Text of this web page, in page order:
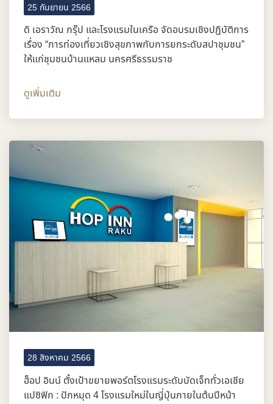
25 กันยายน 2566
ดิ เอราวัณ กรุ๊ป และโรงแรมในเครือ จัดอบรมเชิงปฏิบัติการ
เรื่อง “การท่องเที่ยวเชิงสุขภาพกับการยกระดับสปาชุมชน”
ให้แก่ชุมชนบ้านแหลม นครศรีธรรมราช
ดูเพิ่มเติม
28 สิงหาคม 2566
ฮ็อป อินน์ ตั้งเป้าขยายพอร์ตโรงแรมระดับบัดเจ็ททั่วเอเชีย
แปซิฟิก : ปักหมุด 4 โรงแรมใหม่ในญี่ปุ่นภายในต้นปีหน้า